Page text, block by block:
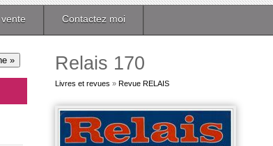
Contactez moi
Relais 170
Livres et revues » Revue RELAIS